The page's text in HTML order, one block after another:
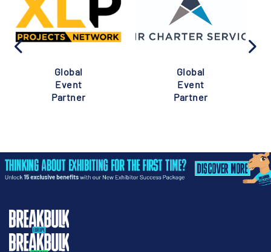
Global
Event
Partner
Global
Event
Partner